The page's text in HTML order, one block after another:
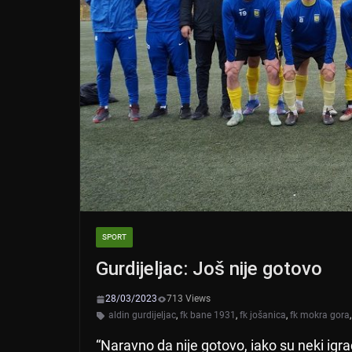
SPORT
Gurdijeljac: Još nije gotovo
28/03/2023
713 Views
aldin gurdijeljac, fk bane 1931 , fk jošanica, fk mokra gora,
“Naravno da nije gotovo, iako su neki